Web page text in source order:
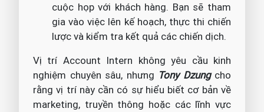
cuộc họp với khách hàng. Bạn sẽ tham
gia vào việc lên kế hoạch, thực thi chiến
lược và kiểm tra kết quả các chiến dịch.
Vị trí Account Intern không yêu cầu kinh
nghiệm chuyên sâu, nhưng Tony Dzung cho
rằng vị trí này cần có sự hiểu biết cơ bản về
marketing, truyền thông hoặc các lĩnh vực